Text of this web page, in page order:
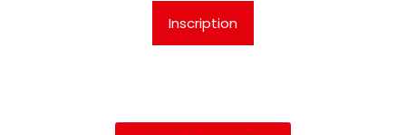
Inscription